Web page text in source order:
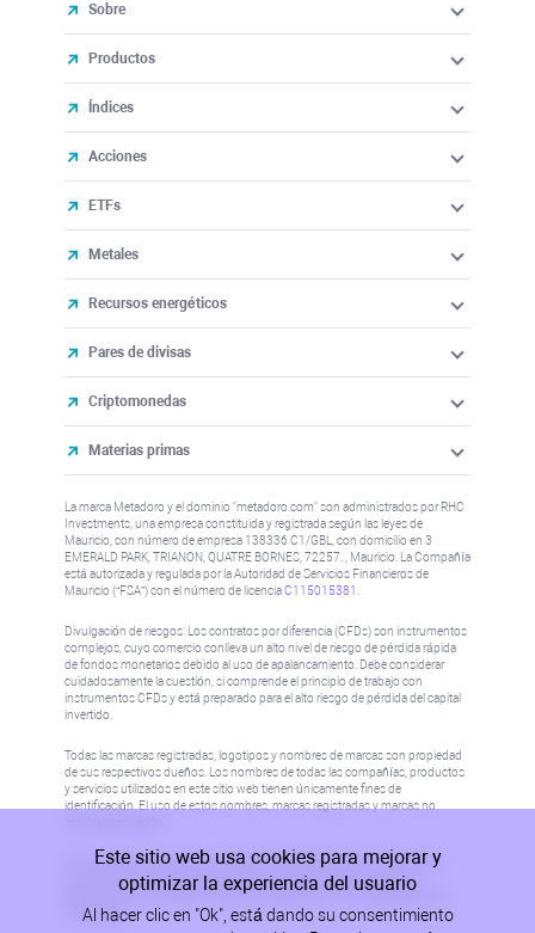
Sobre
Productos
Índices
Acciones
ETFs
Metales
Recursos energéticos
Pares de divisas
Criptomonedas
Materias primas
La marca Metadoro y el dominio "metadoro.com" son administrados por RHC
Investments, una empresa constituida y registrada según las leyes de
Mauricio, con número de empresa 138336 C1/GBL, con domicilio en 3
EMERALD PARK, TRIANON, QUATRE BORNES, 72257. , Mauricio. La Compañía
está autorizada y regulada por la Autoridad de Servicios Financieros de
Mauricio (“FSA”) con el número de licenciaC115015381
Divulgación de riesgos: Los contratos por diferencia (CFDs) son instrumentos
complejos, cuyo comercio conlleva un alto nivel de riesgo de pérdida rápida
de fondos monetarios debido al uso de apalancamiento. Debe considerar
cuidadosamente la cuestión, si comprende el principio de trabajo con
instrumentos CFDs y está preparado para el alto riesgo de pérdida del capital
invertido.
Todas las marcas registradas, logotipos y nombres de marcas son propiedad
de sus respectivos dueños. Los nombres de todas las compañías, productos
y servicios utilizados en este sitio web tienen únicamente fines de
identificación. El uso de estos nombres, marcas registradas y marcas no
La información de este sitio no está dirigida a residentes de ningún país o
jurisdicción donde dicha distribución o uso sea contrario a las leyes o
reglamentaciones locales. Consulte la política AML/KYC para obtener más
información.
Este sitio web usa cookies para mejorar y
optimizar la experiencia del usuario
Al hacer clic en "Ok", está dando su consentimiento